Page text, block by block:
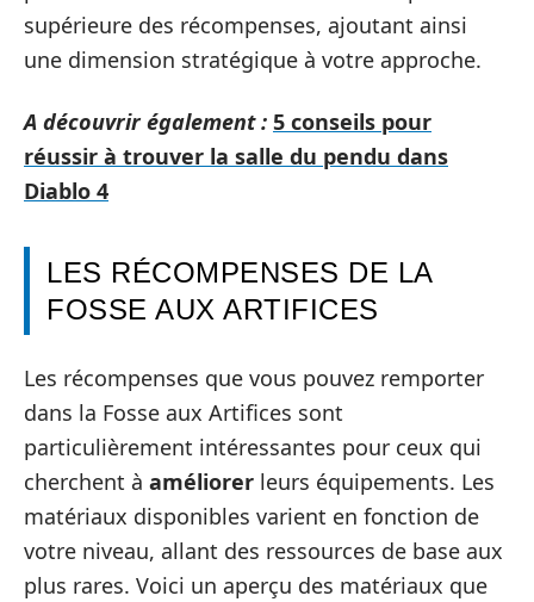
supérieure des récompenses, ajoutant ainsi
une dimension stratégique à votre approche.
A découvrir également : 5 conseils pour
réussir à trouver la salle du pendu dans
Diablo 4
LES RÉCOMPENSES DE LA
FOSSE AUX ARTIFICES
Les récompenses que vous pouvez remporter
dans la Fosse aux Artifices sont
particulièrement intéressantes pour ceux qui
cherchent à améliorer leurs équipements. Les
matériaux disponibles varient en fonction de
votre niveau, allant des ressources de base aux
plus rares. Voici un aperçu des matériaux que